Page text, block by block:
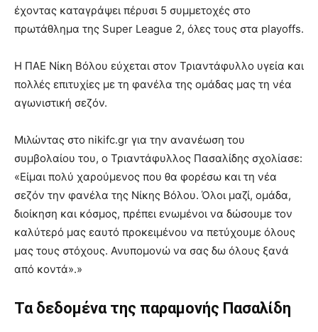
έχοντας καταγράψει πέρυσι 5 συμμετοχές στο
πρωτάθλημα της Super League 2, όλες τους στα playoffs.
Η ΠΑΕ Νίκη Βόλου εύχεται στον Τριαντάφυλλο υγεία και
πολλές επιτυχίες με τη φανέλα της ομάδας μας τη νέα
αγωνιστική σεζόν.
Μιλώντας στο nikifc.gr για την ανανέωση του
συμβολαίου του, ο Τριαντάφυλλος Πασαλίδης σχολίασε:
«Είμαι πολύ χαρούμενος που θα φορέσω και τη νέα
σεζόν την φανέλα της Νίκης Βόλου. Όλοι μαζί, ομάδα,
διοίκηση και κόσμος, πρέπει ενωμένοι να δώσουμε τον
καλύτερό μας εαυτό προκειμένου να πετύχουμε όλους
μας τους στόχους. Ανυπομονώ να σας δω όλους ξανά
από κοντά».»
Τα δεδομένα της παραμονής Πασαλίδη